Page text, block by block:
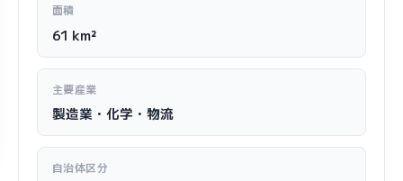
面積
61 km²
主要産業
製造業・化学・物流
自治体区分